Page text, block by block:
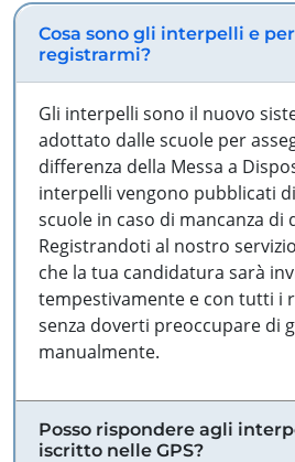
Cosa sono gli interpelli e
registrarmi?
Gli interpelli sono il nuovo
adottato dalle scuole per
differenza della Messa a
interpelli vengono pubblicati
scuole in caso di mancanza di
Registrandoti al nostro
che la tua candidatura sarà
tempestivamente e con tutti i
senza doverti preoccupare di
manualmente.
Posso rispondere agli
iscritto nelle GPS?